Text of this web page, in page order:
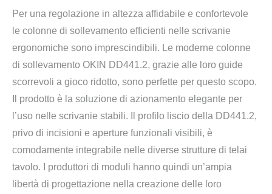
Per una regolazione in altezza affidabile e confortevole
le colonne di sollevamento efficienti nelle scrivanie
ergonomiche sono imprescindibili. Le moderne colonne
di sollevamento OKIN DD441.2, grazie alle loro guide
scorrevoli a gioco ridotto, sono perfette per questo scopo.
Il prodotto è la soluzione di azionamento elegante per
l’uso nelle scrivanie stabili. Il profilo liscio della DD441.2,
privo di incisioni e aperture funzionali visibili, è
comodamente integrabile nelle diverse strutture di telai
tavolo. I produttori di moduli hanno quindi un’ampia
libertà di progettazione nella creazione delle loro